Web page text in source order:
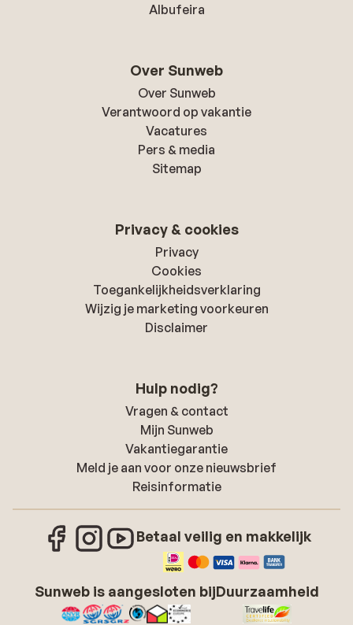
Albufeira
Over Sunweb
Over Sunweb
Verantwoord op vakantie
Vacatures
Pers & media
Sitemap
Privacy & cookies
Privacy
Cookies
Toegankelijkheidsverklaring
Wijzig je marketing voorkeuren
Disclaimer
Hulp nodig?
Vragen & contact
Mijn Sunweb
Vakantiegarantie
Meld je aan voor onze nieuwsbrief
Reisinformatie
Betaal veilig en makkelijk
Sunweb is aangesloten bijDuurzaamheid